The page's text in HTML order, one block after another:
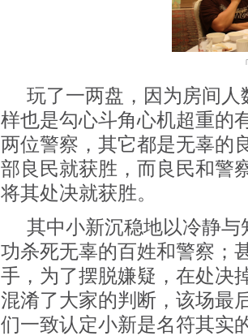
玩了一两盘，因为房间
样也是勾心斗角心机超重的
两位警察，其它都是无辜的
部良民就获胜，而良民和警
将其处决就获胜。
其中小新沉稳地以冷静
功杀死无辜的百姓和警察；
手，为了摆脱嫌疑，在处决
混淆了大家的判断，该场最
们一致认定小新是名符其实